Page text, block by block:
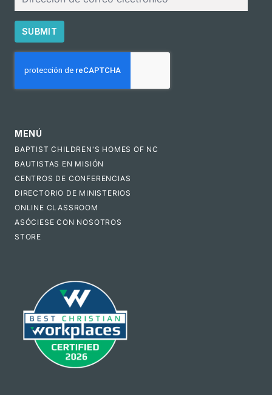
SUBMIT
MENÚ
BAPTIST CHILDREN'S HOMES OF NC
BAUTISTAS EN MISIÓN
CENTROS DE CONFERENCIAS
DIRECTORIO DE MINISTERIOS
ONLINE CLASSROOM
ASÓCIESE CON NOSOTROS
STORE